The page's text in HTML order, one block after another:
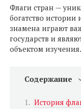
Флаги стран —
богатство
знамена играют
государств и
объектом изучения.
Содержание
История